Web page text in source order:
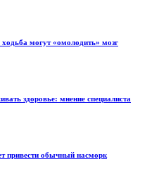
могут «омолодить» мозг
здоровье: мнение специалиста
привести обычный насморк